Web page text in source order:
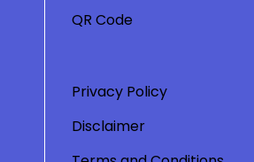
QR Code
Privacy Policy
Disclaimer